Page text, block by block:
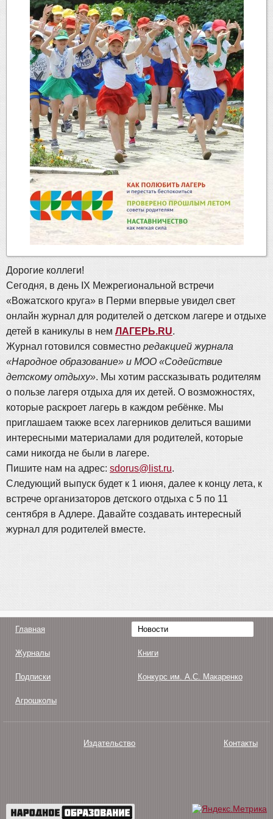
Дорогие коллеги!
Сегодня, в день IX Межрегиональной встречи
«Вожатского круга» в Перми впервые увидел свет
онлайн журнал для родителей о детском лагере и отдыхе
детей в каникулы в нем ЛАГЕРЬ.RU.
Журнал готовился совместно редакцией журнала
«Народное образование» и МОО «Содействие
детскому отдыху». Мы хотим рассказывать родителям
о пользе лагеря отдыха для их детей. О возможностях,
которые раскроет лагерь в каждом ребёнке. Мы
приглашаем также всех лагерников делиться вашими
интересными материалами для родителей, которые
сами никогда не были в лагере.
Пишите нам на адрес: sdorus@list.ru.
Следующий выпуск будет к 1 июня, далее к концу лета, к
встрече организаторов детского отдыха с 5 по 11
сентября в Адлере. Давайте создавать интересный
журнал для родителей вместе.
Главная Новости
Журналы Книги
Подписки Конкурс им. А.С. Макаренко
Агрошколы
Издательство Контакты